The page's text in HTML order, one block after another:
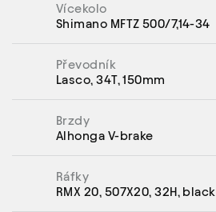
Vícekolo
Shimano MFTZ 500/7,14-34
Převodník
Lasco, 34T, 150mm
Brzdy
Alhonga V-brake
Ráfky
RMX 20, 507X20, 32H, black